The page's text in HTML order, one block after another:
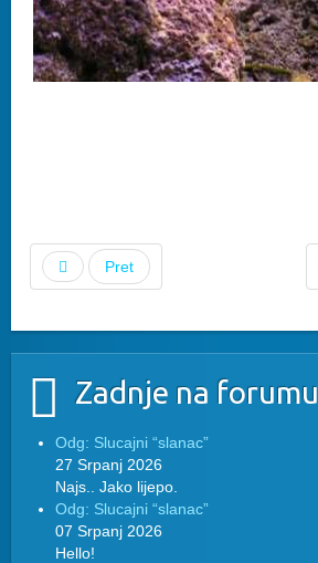
Pret
Zadnje na forumu
Odg: Slucajni “slanac”
27 Srpanj 2026
Najs.. Jako lijepo.
Odg: Slucajni “slanac”
07 Srpanj 2026
Hello!